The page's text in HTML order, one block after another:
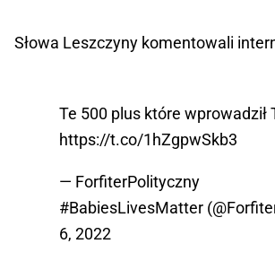
Słowa Leszczyny komentowali
Te 500 plus które wprowadził
https://t.co/1hZgpwSkb3
— ForfiterPolityczny
#BabiesLivesMatter
6, 2022